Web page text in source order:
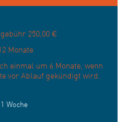
250,00 €
Monate
einmal um 6 Monate, wenn
vor Ablauf gekündigt wird.
Woche